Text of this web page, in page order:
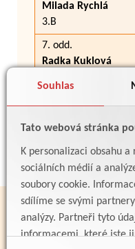
Souhlas
Tato webová stránka
K personalizaci obsahu
sociálních médií a
soubory cookie.
sdílíme se svými
analýzy. Partneři tyto
informacemi, které jste
Milada Rychlá
3.B
7. odd.
Radka Kuklová
4.B + část 3.A